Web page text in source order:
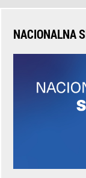
NACIONALNA